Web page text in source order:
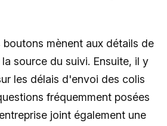
boutons mènent aux détails de
source du suivi. Ensuite, il y
les délais d'envoi des colis
fréquemment posées
joint également une